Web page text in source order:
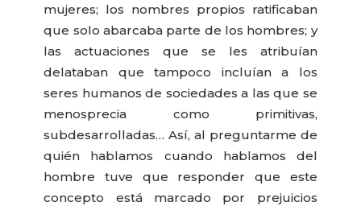
mujeres; los nombres propios ratificaban
que solo abarcaba parte de los hombres; y
las actuaciones que se les atribuían
delataban que tampoco incluían a los
seres humanos de sociedades a las que se
menosprecia como primitivas,
subdesarrolladas… Así, al preguntarme de
quién hablamos cuando hablamos del
hombre tuve que responder que este
concepto está marcado por prejuicios